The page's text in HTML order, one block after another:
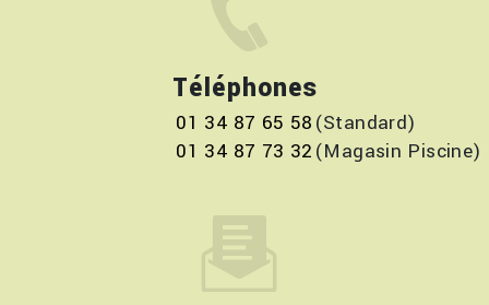
Téléphones
01 34 87 65 58
01 34 87 73 32